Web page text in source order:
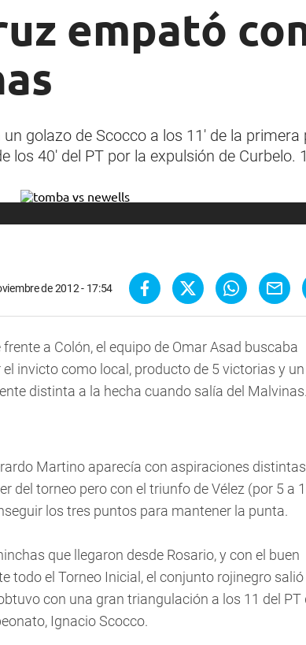
empató
golazo de Scocco a los 11' de la primera
los 40' del PT por la expulsión de Curbelo.
de 2012 - 17:54
a Colón, el equipo de Omar Asad buscaba
invicto como local, producto de 5 victorias y un
distinta a la hecha cuando salía del Malvinas.
Martino aparecía con aspiraciones
del torneo pero con el triunfo de Vélez (por 5 a 1
los tres puntos para mantener la punta.
que llegaron desde Rosario, y con el buen
todo el Torneo Inicial, el conjunto rojinegro salió
con una gran triangulación a los 11 del PT
Ignacio Scocco.